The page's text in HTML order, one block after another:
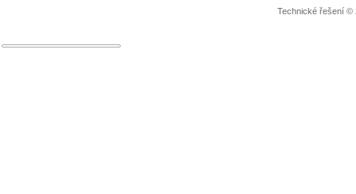
Technické řešení ©